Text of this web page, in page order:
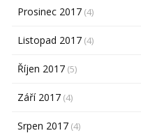
Prosinec 2017 (4)
Listopad 2017 (4)
Říjen 2017 (5)
Září 2017 (4)
Srpen 2017 (4)